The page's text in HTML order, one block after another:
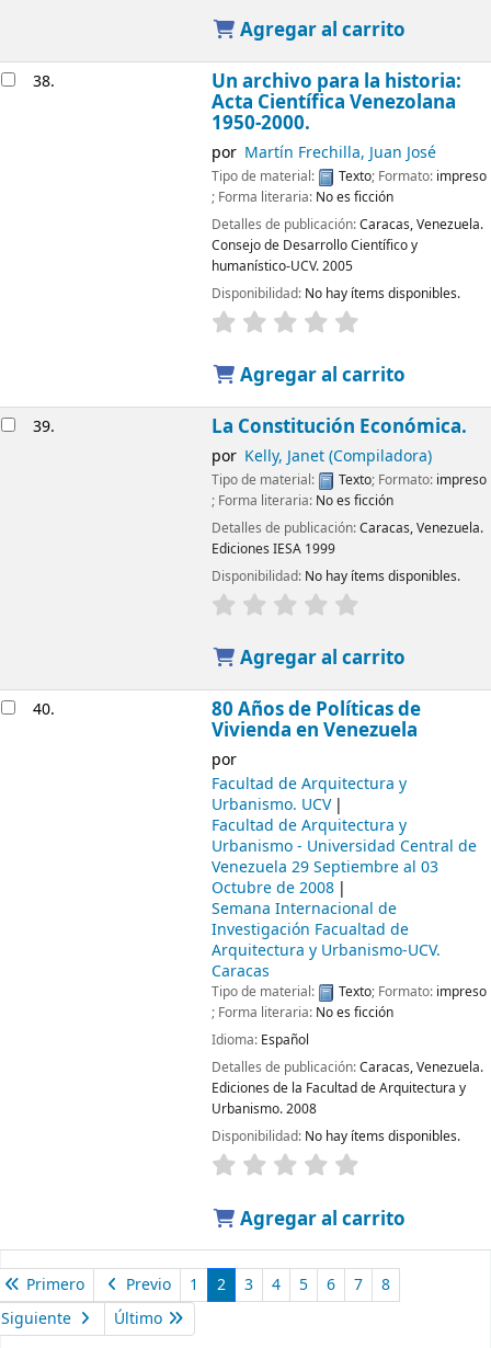
Agregar al carrito
38. Un archivo para la historia:
Acta Científica Venezolana
1950-2000.
por Martín Frechilla, Juan José
Tipo de material: Texto; Formato: impreso
; Forma literaria: No es ficción
Detalles de publicación:Caracas, Venezuela.
Consejo de Desarrollo Científico y
humanístico-UCV.2005
Disponibilidad: No hay ítems disponibles.
Agregar al carrito
39. La Constitución Económica.
por Kelly, Janet (Compiladora)
Tipo de material: Texto; Formato: impreso
; Forma literaria: No es ficción
Detalles de publicación:Caracas, Venezuela.
Ediciones IESA 1999
Disponibilidad: No hay ítems disponibles.
Agregar al carrito
40. 80 Años de Políticas de
Vivienda en Venezuela
por
Facultad de Arquitectura y
Urbanismo. UCV
Facultad de Arquitectura y
Urbanismo - Universidad Central de
Venezuela 29 Septiembre al 03
Octubre de 2008
Semana Internacional de
Investigación Facualtad de
Arquitectura y Urbanismo-UCV.
Caracas
Tipo de material: Texto; Formato: impreso
; Forma literaria: No es ficción
Idioma: Español
Detalles de publicación:Caracas, Venezuela.
Ediciones de la Facultad de Arquitectura y
Urbanismo.2008
Disponibilidad: No hay ítems disponibles.
Agregar al carrito
Primero Previo 1 2 3 4 5 6 7
8
Siguiente
Último